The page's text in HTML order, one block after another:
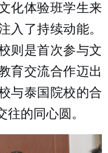
化体验班学生来
入了持续动能。
则是首次参与文
育交流合作迈出
与泰国院校的合
往的同心圆 。